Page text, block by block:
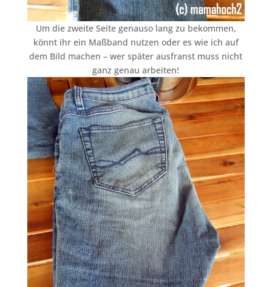
Um die zweite Seite genauso lang zu bekommen,
könnt ihr ein Maßband nutzen oder es wie ich auf
dem Bild machen – wer später ausfranst muss nicht
ganz genau arbeiten!